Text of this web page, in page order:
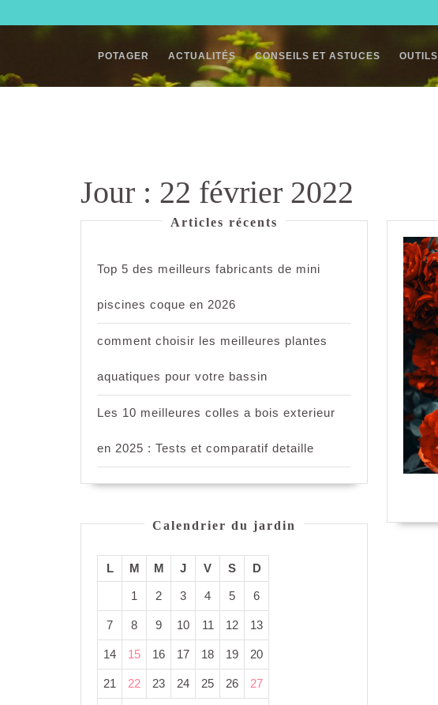
to
POTAGER ACTUALITÉS CONSEILS ET ASTUCES OUTILS
Jour : 22 février 2022
Articles récents
Top 5 des meilleurs fabricants de mini
piscines coque en 2026
comment choisir les meilleures plantes
aquatiques pour votre bassin
Les 10 meilleures colles a bois exterieur
en 2025 : Tests et comparatif detaille
Calendrier du jardin
L M M J V S D
1 2 3 4 5 6
7 8 9 10 11 12 13
14 15 16 17 18 19 20
21 22 23 24 25 26 27